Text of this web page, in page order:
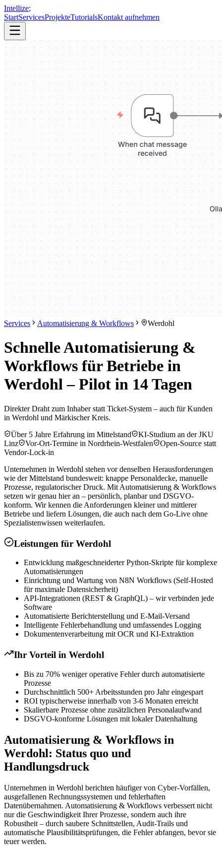
Intellize;
StartServicesProjekteTutorialsKontakt aufnehmen
Services Automatisierung & Workflows Werdohl
Schnelle Automatisierung &
Workflows für Betriebe in
Werdohl – Pilot in 14 Tagen
Direkter Draht zum Inhaber statt Ticket-System – auch für Kunden
in Werdohl und Märkischer Kreis.
Über 5 Jahre Erfahrung im Mittelstand
KI-Studium an der JKU
Linz
Vor-Ort-Termine in Nordrhein-Westfalen
Open-Source statt
Vendor-Lock-in
Unternehmen in Werdohl stehen vor denselben Herausforderungen
wie der Mittelstand bundesweit: knappe Personaldecke, manuelle
Prozesse, regulatorischer Druck. Mit Automatisierung & Workflows
setzen wir genau hier an – persönlich, planbar und DSGVO-
konform. Wir kennen die Anforderungen kleiner und mittlerer
Betriebe und liefern Lösungen, die auch nach dem Go-Live ohne
Spezialistenwissen weiterlaufen.
Leistungen für Werdohl
Entwicklung maßgeschneiderter Python-Skripte für komplexe
Automatisierungen
Einrichtung und Wartung von N8N Workflows (Self-Hosted
für maximale Datensicherheit)
API-Integrationen (REST & GraphQL) – wir verbinden jede
Software
Automatisierte Berichterstellung und E-Mail-Versand
Intelligente Fehlerbehandlung und umfassendes Logging
Dokumentenverarbeitung mit OCR und KI-Extraktion
Ihr Vorteil in Werdohl
Bis zu 70% weniger operative Fehler durch automatisierte
Prozesse
Durchschnittlich 500+ Arbeitsstunden pro Jahr eingespart
ROI typischerweise innerhalb von 3-6 Monaten erreicht
Skalierbare Prozesse ohne zusätzlichen Personalaufwand
DSGVO-konforme Lösungen mit lokaler Datenhaltung
Automatisierung & Workflows in
Werdohl: Status quo und
Handlungsdruck
Unternehmen in Werdohl berichten häufiger von Cyber-Vorfällen,
ausgefallenen Rechnungssystemen und fehlerhaften
Datenübernahmen. Automatisierung & Workflows verbessert nicht
nur die Geschwindigkeit Ihrer Prozesse, sondern auch ihre
Robustheit – durch saubere Schnittstellen, Audit-Trails und
automatische Plausibilitätsprüfungen, die Fehler abfangen, bevor sie
teuer werden.